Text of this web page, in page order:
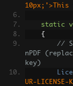
static
{
//
nPDF
key)
UR-LICENSE-